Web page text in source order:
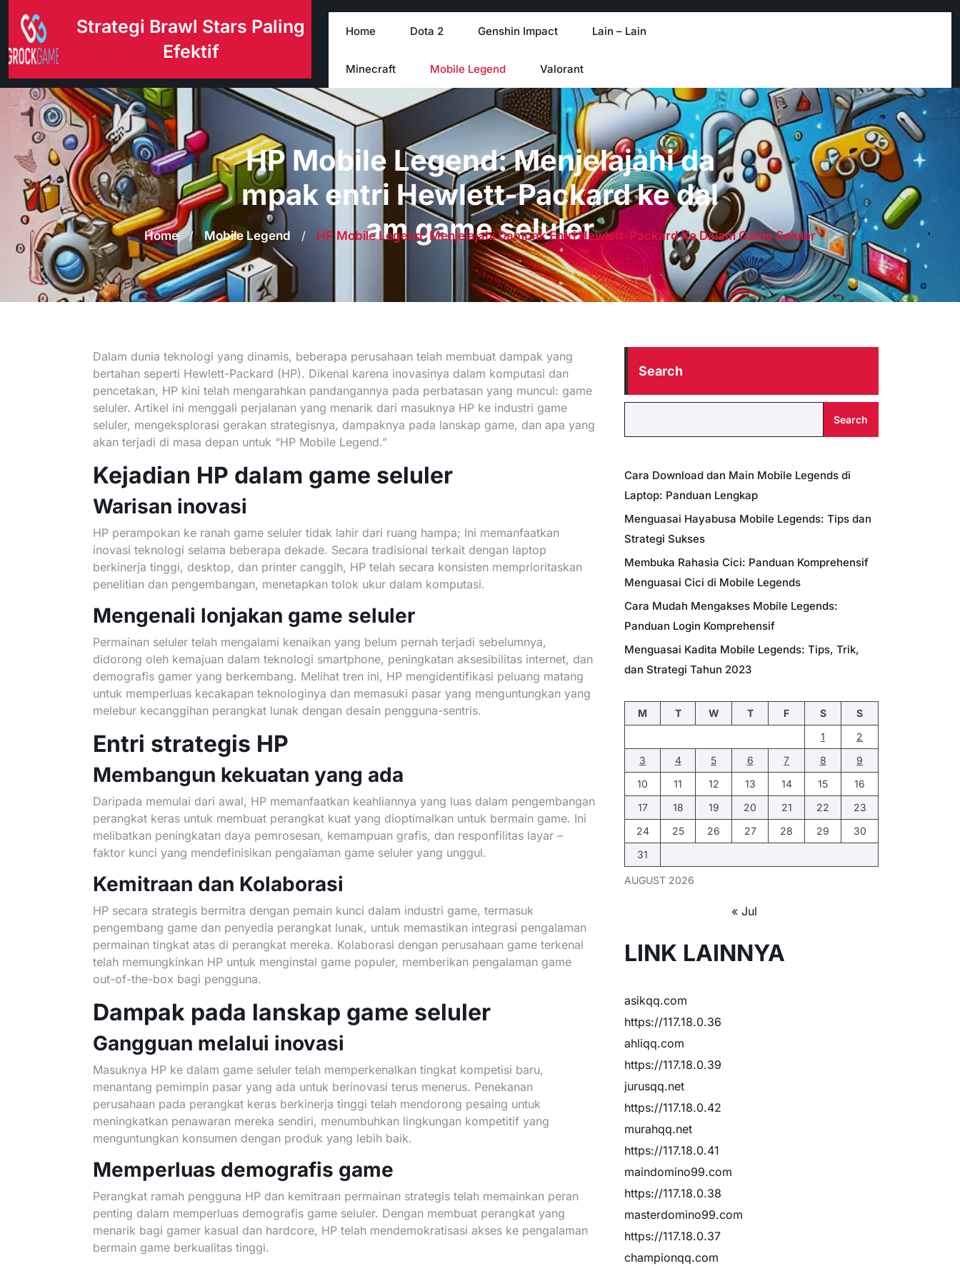
content
Strategi Brawl Stars Paling
Efektif
Home Dota 2 Genshin Impact Lain – Lain
Minecraft Mobile Legend Valorant
HP Mobile Legend: Menjelajahi da
mpak entri Hewlett-Packard ke dal
am game seluler
Home / Mobile Legend / HP Mobile Legend: Menjelajahi Dampak Entri Hewlett-Packard Ke Dalam Game Seluler
Dalam dunia teknologi yang dinamis, beberapa perusahaan telah membuat dampak yang
bertahan seperti Hewlett-Packard (HP). Dikenal karena inovasinya dalam komputasi dan
pencetakan, HP kini telah mengarahkan pandangannya pada perbatasan yang muncul: game
seluler. Artikel ini menggali perjalanan yang menarik dari masuknya HP ke industri game
seluler, mengeksplorasi gerakan strategisnya, dampaknya pada lanskap game, dan apa yang
akan terjadi di masa depan untuk “HP Mobile Legend.”
Kejadian HP dalam game seluler
Warisan inovasi
HP perampokan ke ranah game seluler tidak lahir dari ruang hampa; Ini memanfaatkan
inovasi teknologi selama beberapa dekade. Secara tradisional terkait dengan laptop
berkinerja tinggi, desktop, dan printer canggih, HP telah secara konsisten memprioritaskan
penelitian dan pengembangan, menetapkan tolok ukur dalam komputasi.
Mengenali lonjakan game seluler
Permainan seluler telah mengalami kenaikan yang belum pernah terjadi sebelumnya,
didorong oleh kemajuan dalam teknologi smartphone, peningkatan aksesibilitas internet, dan
demografis gamer yang berkembang. Melihat tren ini, HP mengidentifikasi peluang matang
untuk memperluas kecakapan teknologinya dan memasuki pasar yang menguntungkan yang
melebur kecanggihan perangkat lunak dengan desain pengguna-sentris.
Entri strategis HP
Membangun kekuatan yang ada
Daripada memulai dari awal, HP memanfaatkan keahliannya yang luas dalam pengembangan
perangkat keras untuk membuat perangkat kuat yang dioptimalkan untuk bermain game. Ini
melibatkan peningkatan daya pemrosesan, kemampuan grafis, dan responfilitas layar –
faktor kunci yang mendefinisikan pengalaman game seluler yang unggul.
Kemitraan dan Kolaborasi
HP secara strategis bermitra dengan pemain kunci dalam industri game, termasuk
pengembang game dan penyedia perangkat lunak, untuk memastikan integrasi pengalaman
permainan tingkat atas di perangkat mereka. Kolaborasi dengan perusahaan game terkenal
telah memungkinkan HP untuk menginstal game populer, memberikan pengalaman game
out-of-the-box bagi pengguna.
Dampak pada lanskap game seluler
Gangguan melalui inovasi
Masuknya HP ke dalam game seluler telah memperkenalkan tingkat kompetisi baru,
menantang pemimpin pasar yang ada untuk berinovasi terus menerus. Penekanan
perusahaan pada perangkat keras berkinerja tinggi telah mendorong pesaing untuk
meningkatkan penawaran mereka sendiri, menumbuhkan lingkungan kompetitif yang
menguntungkan konsumen dengan produk yang lebih baik.
Memperluas demografis game
Perangkat ramah pengguna HP dan kemitraan permainan strategis telah memainkan peran
penting dalam memperluas demografis game seluler. Dengan membuat perangkat yang
menarik bagi gamer kasual dan hardcore, HP telah mendemokratisasi akses ke pengalaman
bermain game berkualitas tinggi.
Search
Search
Cara Download dan Main Mobile Legends di
Laptop: Panduan Lengkap
Menguasai Hayabusa Mobile Legends: Tips dan
Strategi Sukses
Membuka Rahasia Cici: Panduan Komprehensif
Menguasai Cici di Mobile Legends
Cara Mudah Mengakses Mobile Legends:
Panduan Login Komprehensif
Menguasai Kadita Mobile Legends: Tips, Trik,
dan Strategi Tahun 2023
AUGUST 2026
M T W T F S
S
1
2
3
4 5 6 7 8
9
10
11 12 13 14 15
16
17
18 19 20 21 22
23
24
25 26 27 28 29
30
31
« Jul
LINK LAINNYA
asikqq.com
https://117.18.0.36
ahliqq.com
https://117.18.0.39
jurusqq.net
https://117.18.0.42
murahqq.net
https://117.18.0.41
maindomino99.com
https://117.18.0.38
masterdomino99.com
https://117.18.0.37
championqq.com